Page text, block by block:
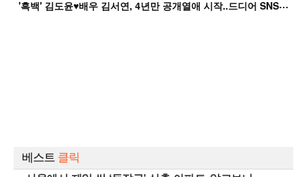
'
흑백' 김도윤♥배우 김서연, 4년만 공개열애 시작..드디어 SNS에 노출 [핫피...